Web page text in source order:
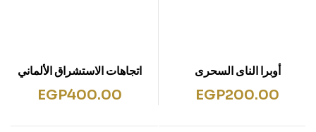
أوبرا الناى السحرى
EGP200.00
اتجاهات الاستشراق الألماني
EGP400.00